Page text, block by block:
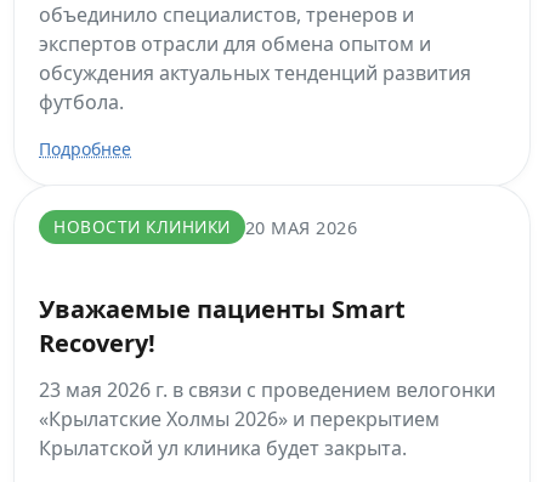
объединило специалистов, тренеров и
экспертов отрасли для обмена опытом и
обсуждения актуальных тенденций развития
футбола.
Подробнее
НОВОСТИ КЛИНИКИ 20 МАЯ 2026
Уважаемые пациенты Smart
Recovery!
23 мая 2026 г. в связи с проведением велогонки
«Крылатские Холмы 2026» и перекрытием
Крылатской ул клиника будет закрыта.